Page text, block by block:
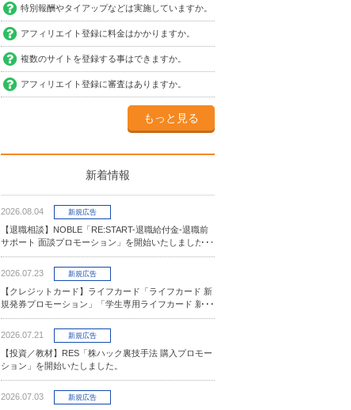
特別報酬やタイアップなどは実施していますか。
アフィリエイト登録に料金はかかりますか。
複数のサイトを登録する事はできますか。
アフィリエイト登録に審査はありますか。
もっと見る
新着情報
2026.08.04 新規広告
【退職相談】NOBLE「RE:START-退職給付金-退職前
サポート 面談プロモーション」を開始いたしました。
2026.07.23 新規広告
【クレジットカード】ライフカード「ライフカード 新
規発券プロモーション」「学生専用ライフカード 新規
発券プロモーション」を開始いたしました。
2026.07.21
新規広告
【投資／教材】RES「株ハック裏技手法 購入プロモー
ション」を開始いたしました。
2026.07.03 新規広告